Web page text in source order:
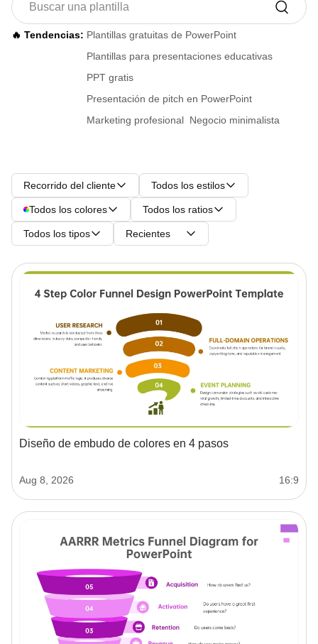
🔥 Tendencias: Plantillas gratuitas de PowerPoint
Plantillas para presentaciones educativas
PPT gratis
Presentación de pitch en PowerPoint
Marketing profesional Negocio minimalista
Recorrido del cliente Todos los estilos
Todos los colores Todos los ratios
Todos los tipos Recientes
Diseño de embudo de colores en 4 pasos
Aug 8, 2026 16:9